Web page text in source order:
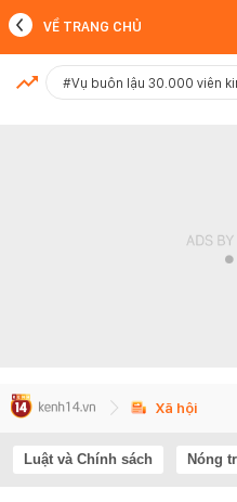
MỚI NHẤT
VỀ TRANG CHỦ
#Vụ buôn lậu 30.000 viên
Xã hội
Luật và Chính sách Nóng